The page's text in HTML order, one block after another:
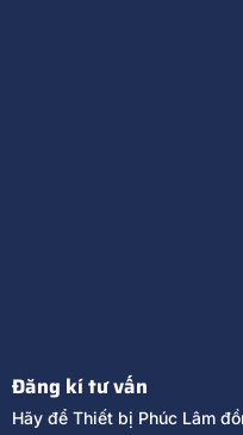
Đăng kí tư vấn
Hãy để Thiết bị Phúc Lâm